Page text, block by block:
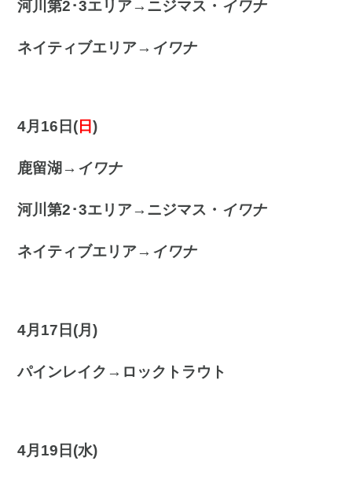
河川第2･3エリア→ニジマス・ イワナ
ネイティブエリア→ イワナ
4月16 日( 日)
鹿留湖→ イワナ
河川第2･3エリア→ニジマス・ イワナ
ネイティブエリア→ イワナ
4月17日(月)
パインレイク→ロックトラウト
4月19日(水)